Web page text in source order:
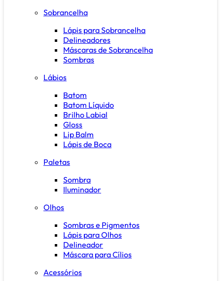
Sobrancelha
Lápis para Sobrancelha
Delineadores
Máscaras de Sobrancelha
Sombras
Lábios
Batom
Batom Líquido
Brilho Labial
Gloss
Lip Balm
Lápis de Boca
Paletas
Sombra
Iluminador
Olhos
Sombras e Pigmentos
Lápis para Olhos
Delineador
Máscara para Cílios
Acessórios